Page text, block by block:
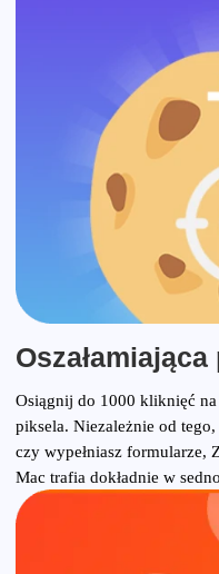
Osiągnij do 1000 kliknięć na
piksela. Niezależnie od
czy wypełniasz formularze,
Mac trafia dokładnie w